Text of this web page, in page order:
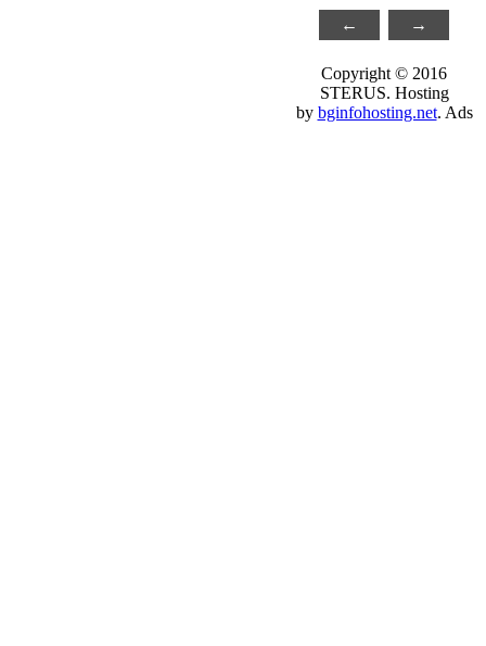
← →
Copyright © 2016
STERUS. Hosting
by bginfohosting.net. Ads